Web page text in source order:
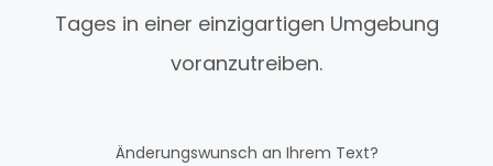
Tages in einer einzigartigen Umgebung
voranzutreiben.
Änderungswunsch an Ihrem Text?